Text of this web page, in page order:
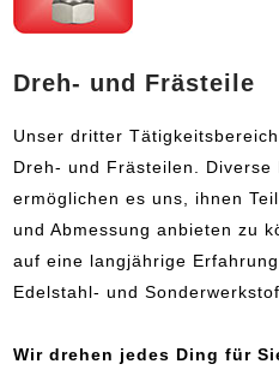
Dreh- und Frästeile
Unser dritter
Dreh- und Frästeilen. Diverse
ermöglichen es uns, ihnen
und Abmessung anbieten zu
auf eine langjährige
Edelstahl- und
Wir drehen jedes Ding für